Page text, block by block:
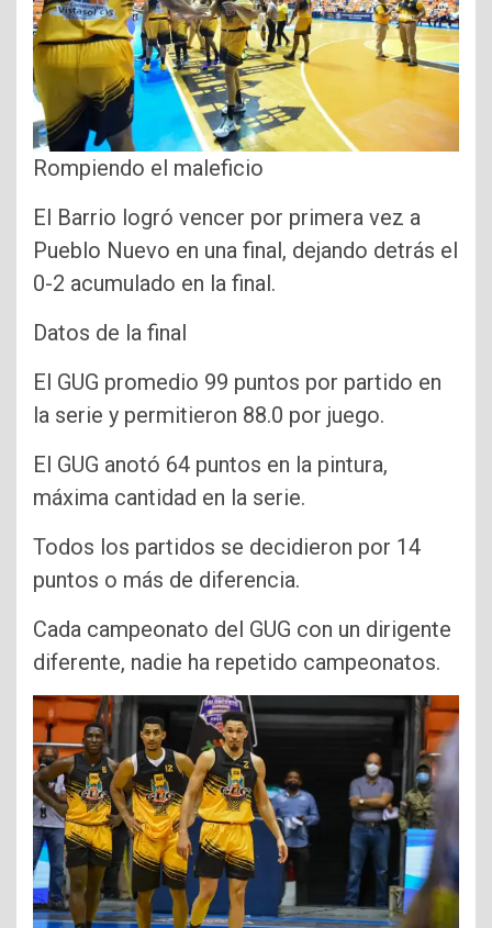
Rompiendo el maleficio
El Barrio logró vencer por primera vez a
Pueblo Nuevo en una final, dejando detrás el
0-2 acumulado en la final.
Datos de la final
El GUG promedio 99 puntos por partido en
la serie y permitieron 88.0 por juego.
El GUG anotó 64 puntos en la pintura,
máxima cantidad en la serie.
Todos los partidos se decidieron por 14
puntos o más de diferencia.
Cada campeonato del GUG con un dirigente
diferente, nadie ha repetido campeonatos.